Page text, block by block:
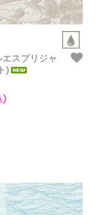
エスプリジャ
)
)